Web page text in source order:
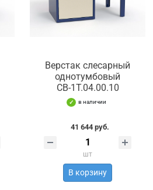
Верстак слесарный
однотумбовый
СВ-1Т.04.00.10
в наличии
41 644 руб.
шт
В корзину